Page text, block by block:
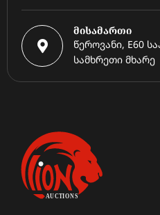
მისამართი
წეროვანი, E60
სამხრეთი მხარე